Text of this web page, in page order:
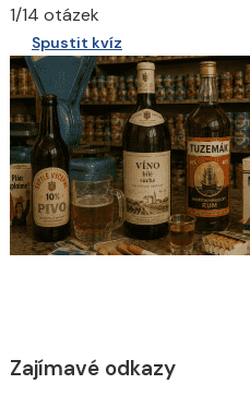
1/14 otázek
Spustit kvíz
Zajímavé odkazy